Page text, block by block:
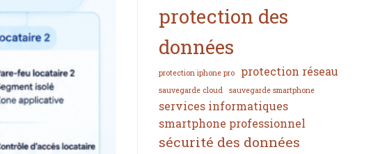
protection des
données
protection iphone pro protection réseau
sauvegarde cloud sauvegarde smartphone
services informatiques
smartphone professionnel
sécurité des données